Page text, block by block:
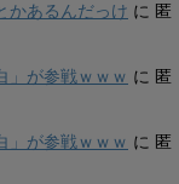
かあるんだっけ に 匿
」が参戦ｗｗｗ に 匿
」が参戦ｗｗｗ に 匿